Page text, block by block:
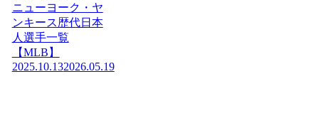
ニューヨーク・ヤ
ンキース歴代日本
人選手一覧
【MLB】
2025.10.132026.05.19